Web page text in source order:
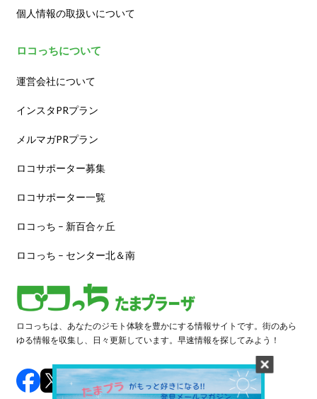
個人情報の取扱いについて
ロコっちについて
運営会社について
インスタPRプラン
メルマガPRプラン
ロコサポーター募集
ロコサポーター一覧
ロコっち – 新百合ヶ丘
ロコっち – センター北＆南
ロコっちは、あなたのジモト体験を豊かにする情報サイトです。街のあら
ゆる情報を収集し、日々更新しています。早速情報を探してみよう！